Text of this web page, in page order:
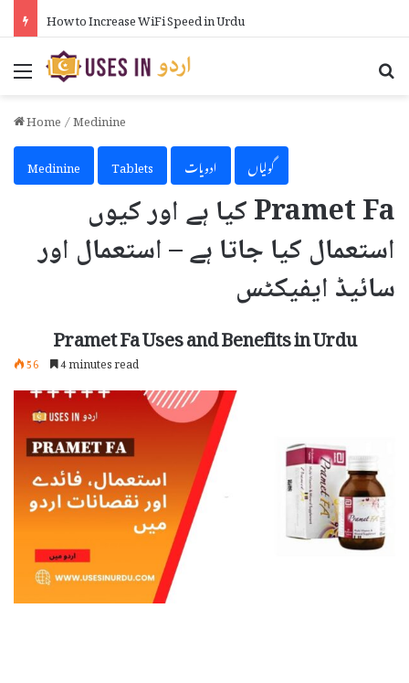
How to Increase WiFi Speed in Urdu
Menu
Home/Medinine
Medinine
Tablets ادویات گولیاں
Pramet Fa کیا ہے اور کیوں
استعمال کیا جاتا ہے – استعمال اور
سائیڈ ایفیکٹس
Pramet Fa Uses and Benefits in Urdu
56 4 minutes read